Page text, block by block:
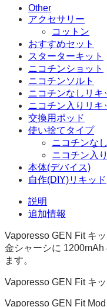
ト
1200MAH
Other
アクセサリー
コットン
おすすめセット
スターターキット
ニコチンショット
ニコチンソルト
ニコチンなしリキ
ニコチン入りリキ
交換用ポッド
使い捨てタイプ
ニコチンなし
ニコチン入り
本体(デバイス)
自作(DIY)リキッド
説明
追加情報
Vaporesso GEN Fit キ
金シャーシに
ます。
Vaporesso GEN Fit キ
Vaporesso GEN Fit Mod